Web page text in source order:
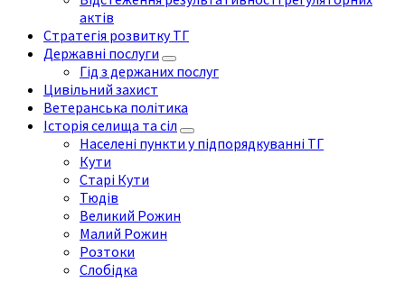
актів
Стратегія розвитку ТГ
Державні послуги
Гід з держаних послуг
Цивільний захист
Ветеранська політика
Історія селища та сіл
Населені пункти у підпорядкуванні ТГ
Кути
Старі Кути
Тюдів
Великий Рожин
Малий Рожин
Розтоки
Слобідка